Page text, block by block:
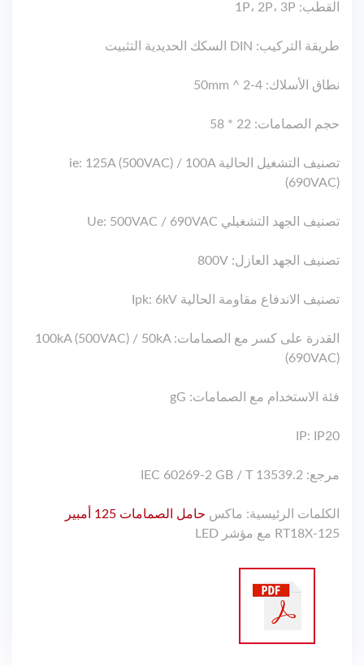
القطب: 1P، 2P، 3P
طريقة التركيب: DIN السكك الحديدية التثبيت
نطاق الأسلاك: 4-50mm ^ 2
حجم الصمامات: 22 * 58
تصنيف التشغيل الحالية ie: 125A (500VAC) / 100A
(690VAC)
تصنيف الجهد التشغيلي Ue: 500VAC / 690VAC
تصنيف الجهد العازل: 800V
تصنيف الاندفاع مقاومة الحالية Ipk: 6kV
القدرة على كسر مع الصمامات: 100kA (500VAC) / 50kA
(690VAC)
فئة الاستخدام مع الصمامات: gG
IP: IP20
مرجع: IEC 60269-2 GB / T 13539.2
الكلمات الرئيسية: ماكس حامل الصمامات 125 أمبير
RT18X-125 مع مؤشر LED